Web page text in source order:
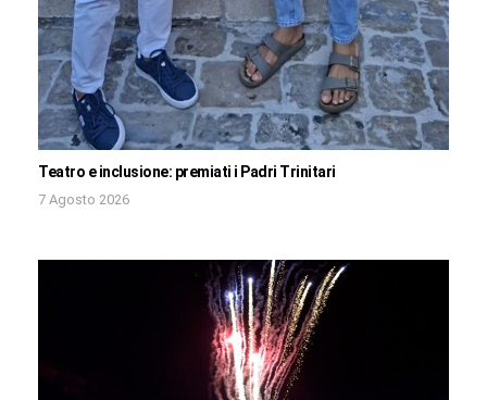
Teatro e inclusione: premiati i Padri Trinitari
7 Agosto 2026